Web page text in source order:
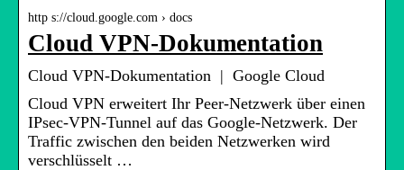
http s://cloud.google.com › docs
Cloud VPN-Dokumentation
Cloud VPN-Dokumentation | Google Cloud
Cloud VPN erweitert Ihr Peer-Netzwerk über einen
IPsec-VPN-Tunnel auf das Google-Netzwerk. Der
Traffic zwischen den beiden Netzwerken wird
verschlüsselt …